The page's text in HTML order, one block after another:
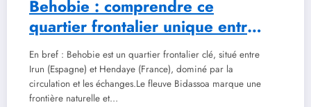
Behobie : comprendre ce
quartier frontalier unique entre
la France et l’Espagne
En bref : Behobie est un quartier frontalier clé, situé entre
Irun (Espagne) et Hendaye (France), dominé par la
circulation et les échanges.Le fleuve Bidassoa marque une
frontière naturelle et…